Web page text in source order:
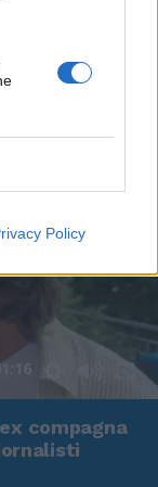
Policy
compagna